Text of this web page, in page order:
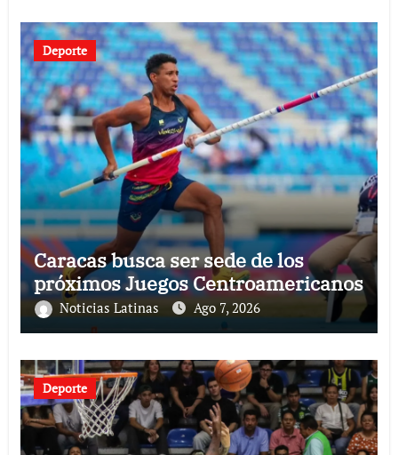
Deporte
Caracas busca ser sede de los
próximos Juegos Centroamericanos
Noticias Latinas Ago 7, 2026
Deporte